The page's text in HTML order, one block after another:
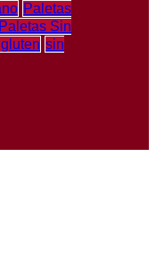
Paletas
Paletas Sin
sin